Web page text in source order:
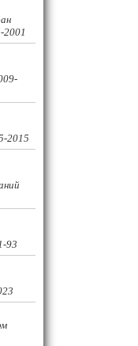
2015
93